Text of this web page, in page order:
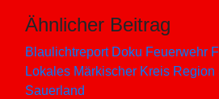
Ähnlicher Beitrag
Blaulichtreport Doku Feuerwehr
Lokales Märkischer Kreis Region
Sauerland